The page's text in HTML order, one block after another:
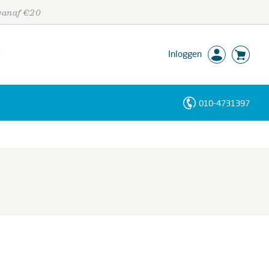
€20
Inloggen
010-4731397
Personen